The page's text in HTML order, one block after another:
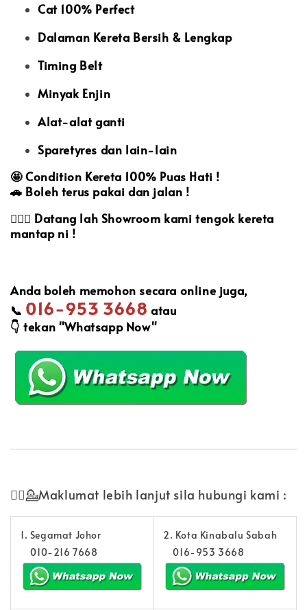
Cat 100% Perfect
Dalaman Kereta Bersih & Lengkap
Timing Belt
Minyak Enjin
Alat-alat ganti
Sparetyres dan lain-lain
🤩Condition Kereta 100% Puas Hati !
🚗 Boleh terus pakai dan jalan !
🙋🏻‍♀️ Datang lah Showroom kami tengok kereta
mantap ni !
Anda boleh memohon secara online juga,
📞 016-953 3668 atau
👇 tekan "Whatsapp Now"
💁‍♀️💁Maklumat lebih lanjut sila hubungi kami :
1. Segamat Johor
010-216 7668
2. Kota Kinabalu Sabah
016-953 3668